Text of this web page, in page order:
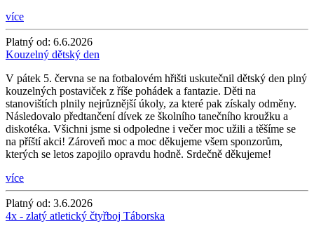
více
Platný od: 6.6.2026
Kouzelný dětský den
V pátek 5. června se na fotbalovém hřišti uskutečnil dětský den plný
kouzelných postaviček z říše pohádek a fantazie. Děti na
stanovištích plnily nejrůznější úkoly, za které pak získaly odměny.
Následovalo předtančení dívek ze školního tanečního kroužku a
diskotéka. Všichni jsme si odpoledne i večer moc užili a těšíme se
na příští akci! Zároveň moc a moc děkujeme všem sponzorům,
kterých se letos zapojilo opravdu hodně. Srdečně děkujeme!
více
Platný od: 3.6.2026
4x - zlatý atletický čtyřboj Táborska